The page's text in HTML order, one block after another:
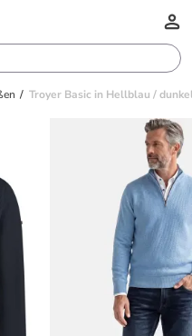
Troyer Basic in Hellblau /